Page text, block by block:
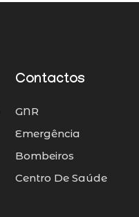
Contactos
GNR
Emergência
Bombeiros
Centro De Saúde